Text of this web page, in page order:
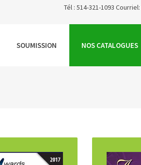
Tél : 514-321-1093 Courriel:
SOUMISSION NOS CATALOGUES